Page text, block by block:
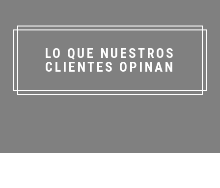
LO QUE NUESTROS
CLIENTES OPINAN